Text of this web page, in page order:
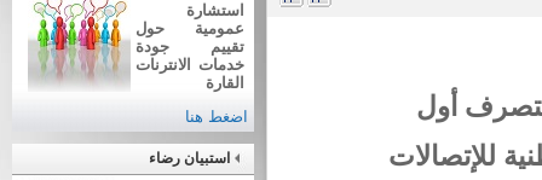
استشارة
عمومية حول
تقييم جودة
خدمات الانترنات
القارة
اضغط هنا
استبيان رضاء
أول
للإتصالات